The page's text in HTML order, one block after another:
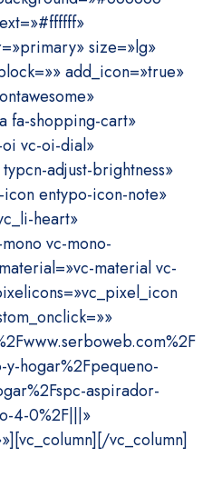
size=»lg»
add_icon=»true»
fa-shopping-cart»
vc-oi-dial»
adjust-brightness»
entypo-icon-note»
heart»
vc-mono-
material vc-
y-hogar%2Fpequeno-
aspirador-
4-0%2F|||»
vc_column]